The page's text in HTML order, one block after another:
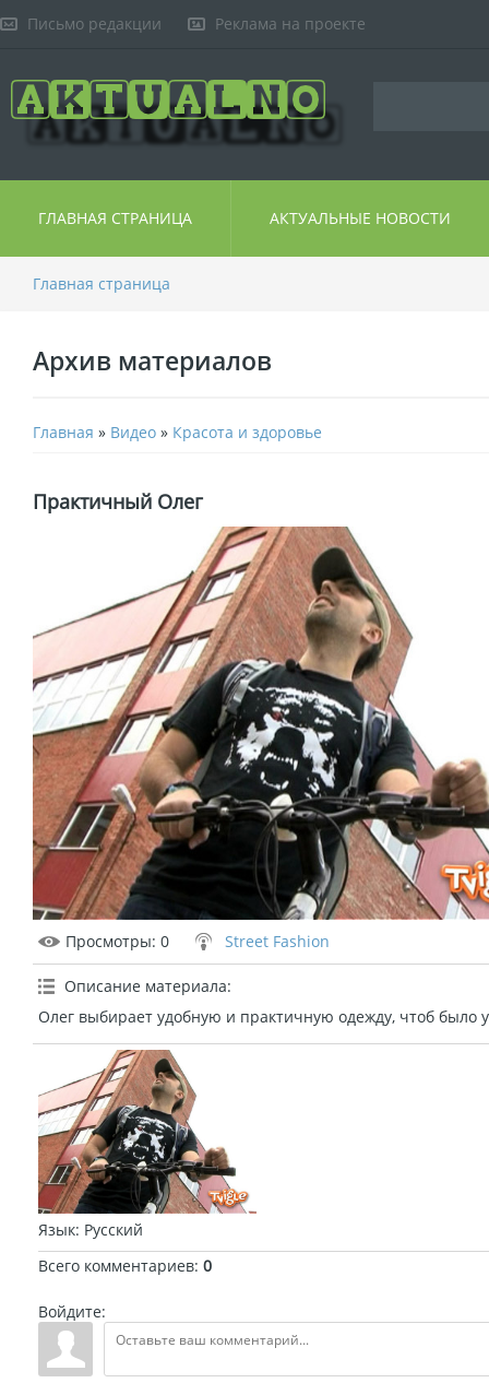
Письмо редакции Реклама на проекте
ГЛАВНАЯ СТРАНИЦА АКТУАЛЬНЫЕ НОВОСТИ
Главная страница
Архив материалов
Главная » Видео » Красота и здоровье
Практичный Олег
Просмотры: 0 Street Fashion
Описание материала:
Олег выбирает удобную и практичную одежду, чтоб было
Язык: Русский
Всего комментариев: 0
Войдите: